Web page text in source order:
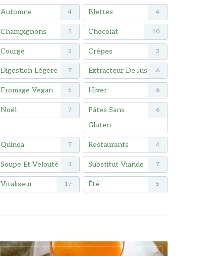
Automne 4 Blettes 4
Champignons 5 Chocolat 10
Courge 3 Crêpes 3
Digestion Légère 7 Extracteur De Jus 6
Fromage Vegan 5 Hiver 6
Noël 7
Pâtes Sans
Gluten
6
Quinoa 7 Restaurants 4
Soupe Et Velouté 3 Substitut Viande 7
Vitaliseur 17 Été 5